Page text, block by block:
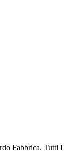
Fabbrica. Tutti I